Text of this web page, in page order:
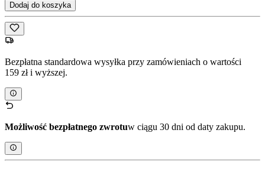
Dodaj do koszyka
Bezpłatna standardowa wysyłka przy zamówieniach o wartości
159 zł i wyższej.
Możliwość bezpłatnego zwrotuw ciągu 30 dni od daty zakupu.